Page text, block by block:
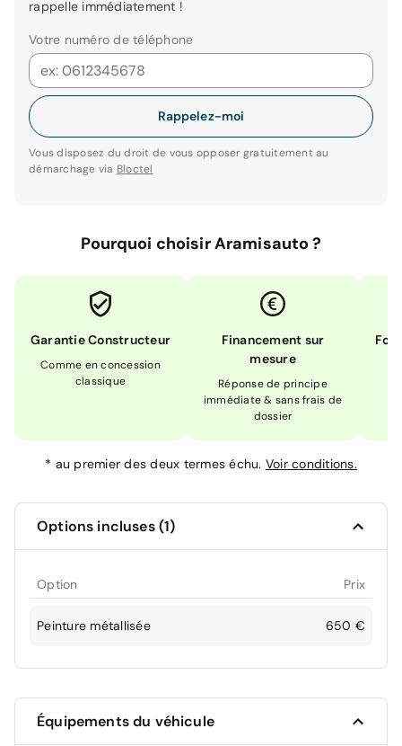
rappelle immédiatement !
Votre numéro de téléphone
Rappelez-moi
Vous disposez du droit de vous opposer gratuitement au
démarchage via Bloctel
Pourquoi choisir Aramisauto ?
Garantie Constructeur
Comme en concession
classique
Financement sur
mesure
Réponse de principe
immédiate & sans frais de
dossier
* au premier des deux termes échu. Voir conditions.
Options incluses (1)
Option Prix
Peinture métallisée 650 €
Équipements du véhicule